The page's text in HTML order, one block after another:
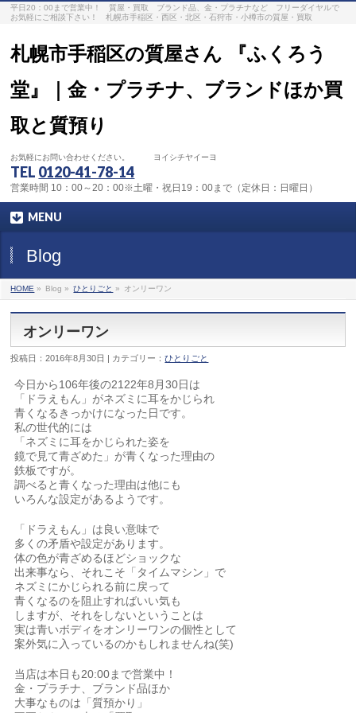
平日20：00まで営業中！ 質屋・買取 ブランド品、金・プラチナなど フリーダイヤルで
お気軽にご相談下さい！ 札幌市手稲区・西区・北区・石狩市・小樽市の質屋・買取
札幌市手稲区の質屋さん 『ふくろう
堂』｜金・プラチナ、ブランドほか買
取と質預り
お気軽にお問い合わせください。 ヨイシチヤイーヨ
TEL 0120-41-78-14
営業時間 10：00～20：00※土曜・祝日19：00まで（定休日：日曜日）
MENU
Blog
HOME » Blog » ひとりごと » オンリーワン
オンリーワン
投稿日：2016年8月30日 | カテゴリー：ひとりごと
今日から106年後の2122年8月30日は
「ドラえもん」がネズミに耳をかじられ
青くなるきっかけになった日です。
私の世代的には
「ネズミに耳をかじられた姿を
鏡で見て青ざめた」が青くなった理由の
鉄板ですが。
調べると青くなった理由は他にも
いろんな設定があるようです。
「ドラえもん」は良い意味で
多くの矛盾や設定があります。
体の色が青ざめるほどショックな
出来事なら、それこそ「タイムマシン」で
ネズミにかじられる前に戻って
青くなるのを阻止すればいい気も
しますが、それをしないということは
実は青いボディをオンリーワンの個性として
案外気に入っているのかもしれませんね(笑)
当店は本日も20:00まで営業中！
金・プラチナ、ブランド品ほか
大事なものは「質預かり」